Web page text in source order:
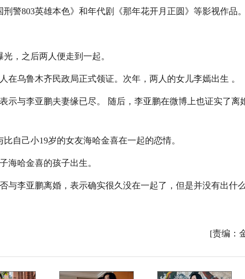
警803英雄本色》和年代剧《那年花开月正圆》等影视作品。
，之后两人便走到一起。
乌鲁木齐民政局正式领证。次年，两人的女儿李嫣出生 。
与李亚鹏夫妻缘已尽。 随后，李亚鹏在微博上也证实了离
己小19岁的女友海哈金喜在一起的恋情。
哈金喜的孩子出生。
李亚鹏离婚，表示确实很久没在一起了，但是并没有出什
[责编：